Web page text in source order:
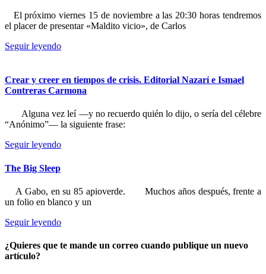
El próximo viernes 15 de noviembre a las 20:30 horas tendremos
el placer de presentar «Maldito vicio», de Carlos
Seguir leyendo
Crear y creer en tiempos de crisis. Editorial Nazarí e Ismael
Contreras Carmona
Alguna vez leí —y no recuerdo quién lo dijo, o sería del célebre
“Anónimo”— la siguiente frase:
Seguir leyendo
The Big Sleep
A Gabo, en su 85 apioverde. Muchos años después, frente a
un folio en blanco y un
Seguir leyendo
¿Quieres que te mande un correo cuando publique un nuevo
artículo?